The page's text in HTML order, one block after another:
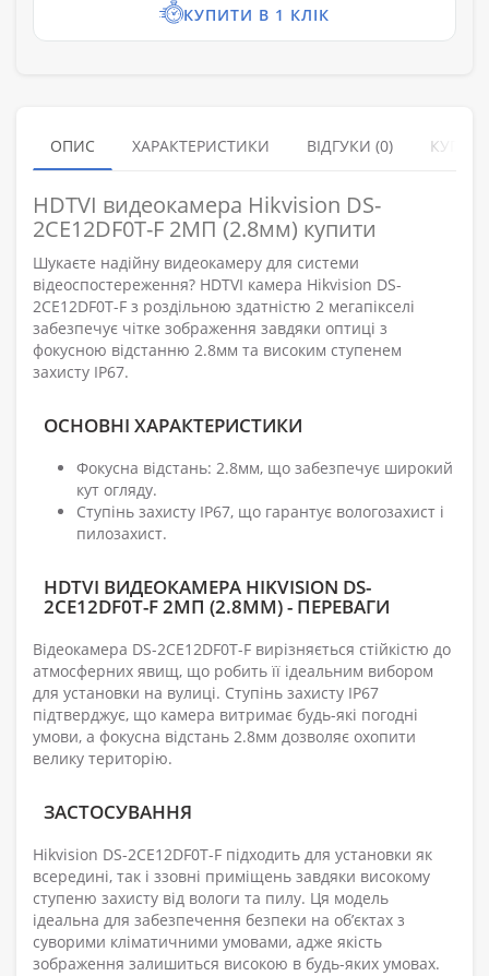
КУПИТИ В 1 КЛІК
ОПИС ХАРАКТЕРИСТИКИ ВІДГУКИ (0)
HDTVI видеокамера Hikvision DS-
2CE12DF0T-F 2МП (2.8мм) купити
Шукаєте надійну видеокамеру для системи
відеоспостереження? HDTVI камера Hikvision DS-
2CE12DF0T-F з роздільною здатністю 2 мегапікселі
забезпечує чітке зображення завдяки оптиці з
фокусною відстанню 2.8мм та високим ступенем
захисту IP67.
ОСНОВНІ ХАРАКТЕРИСТИКИ
Фокусна відстань: 2.8мм, що забезпечує широкий
кут огляду.
Ступінь захисту IP67, що гарантує вологозахист і
пилозахист.
HDTVI ВИДЕОКАМЕРА HIKVISION DS-
2CE12DF0T-F 2МП (2.8ММ) - ПЕРЕВАГИ
Відеокамера DS-2CE12DF0T-F вирізняється стійкістю до
атмосферних явищ, що робить її ідеальним вибором
для установки на вулиці. Ступінь захисту IP67
підтверджує, що камера витримає будь-які погодні
умови, а фокусна відстань 2.8мм дозволяє охопити
велику територію.
ЗАСТОСУВАННЯ
Hikvision DS-2CE12DF0T-F підходить для установки як
всередині, так і ззовні приміщень завдяки високому
ступеню захисту від вологи та пилу. Ця модель
ідеальна для забезпечення безпеки на об’єктах з
суворими кліматичними умовами, адже якість
зображення залишиться високою в будь-яких умовах.